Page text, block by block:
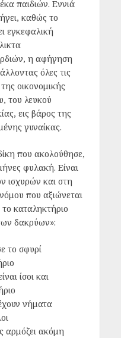
παιδιών. Εννιά
καθώς το
εγκεφαλική
η αφήγηση
όλες τις
οικονομικής
του λευκού
εις βάρος της
γυναίκας.
που ακολούθησε,
φυλακή. Είναι
ισχυρών και στη
που αξιώνεται
καταληκτήριο
δακρύων»:
το σφυρί
ίσοι και
νήματα
αρμόζει ακόμη